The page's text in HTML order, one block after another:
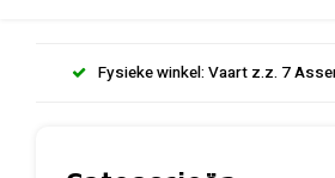
Fysieke winkel: Vaart z.z. 7